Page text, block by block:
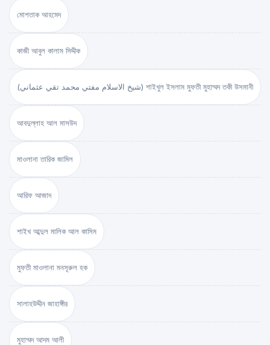
মোশতাক আহমেদ
কাজী আবুল কালাম সিদ্দীক
(شيخ الاسلام مفتي محمد تقي عثماني) শাইখুল ইসলাম মুফতী মুহাম্মদ তকী উসমানী
আবদুল্লাহ আল মাসউদ
মাওলানা তারিক জামিল
আরিফ আজাদ
শাইখ আব্দুল মালিক আল কাসিম
মুফতী মাওলানা মনসূরুল হক
সালাহউদ্দীন জাহাঙ্গীর
মুহাম্মদ আদম আলী